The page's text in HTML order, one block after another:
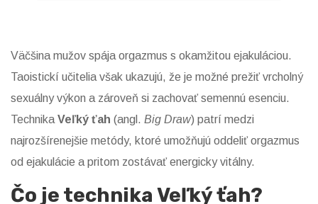
Väčšina mužov spája orgazmus s okamžitou ejakuláciou.
Taoistickí učitelia však ukazujú, že je možné prežiť vrcholný
sexuálny výkon a zároveň si zachovať semennú esenciu.
Technika Veľký ťah (angl. Big Draw) patrí medzi
najrozšírenejšie metódy, ktoré umožňujú oddeliť orgazmus
od ejakulácie a pritom zostávať energicky vitálny.
Čo je technika Veľký ťah?